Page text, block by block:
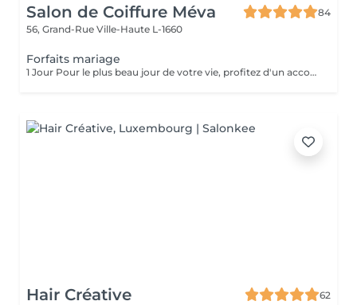
Salon de Coiffure Méva
84
56, Grand-Rue Ville-Haute L-1660
Forfaits mariage
1 Jour Pour le plus beau jour de votre vie, profitez d'un accompagnement sur-mesure. Notre forfait mariage comprend un essai coiffure afin de définir le style parfait, en harmonie avec votre robe et votre personnalité. Le jour J, nous réalisons une coiffure élégante et durable chignon raffiné, coiffure bohème, attaches romantiques ou brushing sophistiqué pour vous sublimer jusqu'au bout de la nuit. Sérénité, expertise et mise en beauté d'exception pour un moment inoubliable.
Hair Créative
62